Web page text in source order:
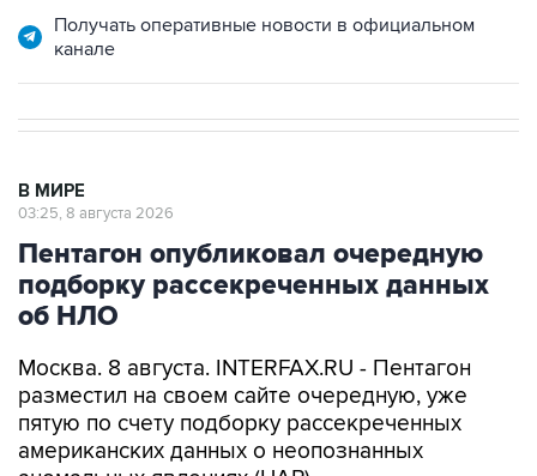
Получать оперативные новости в официальном
канале
В МИРЕ
03:25, 8 августа 2026
Пентагон опубликовал очередную
подборку рассекреченных данных
об НЛО
Москва. 8 августа. INTERFAX.RU - Пентагон
разместил на своем сайте очередную, уже
пятую по счету подборку рассекреченных
американских данных о неопознанных